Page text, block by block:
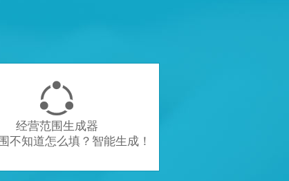

经营范围生成器
不知道怎么填？智能生成！